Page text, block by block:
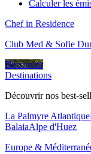
Calculer les
Chef in Residence
Club Med & Sofie
Découvrir
Destinations
Découvrir nos best-
La Palmyre Atlantique
BalaiaAlpe d'Huez
Europe &